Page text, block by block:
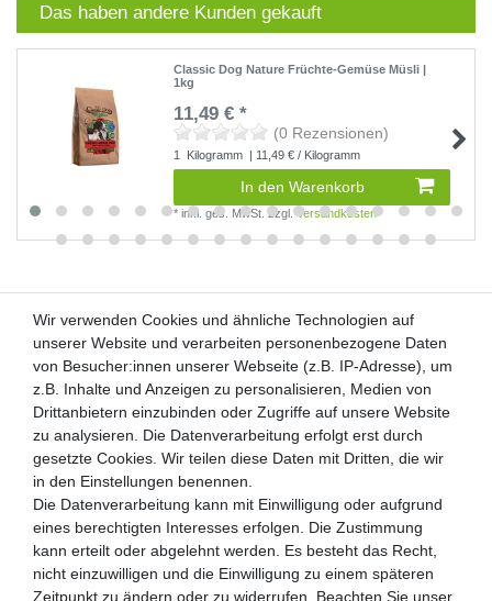
Das haben andere Kunden gekauft
Classic Dog Nature Früchte-Gemüse Müsli |
1kg
11,49 € *
(0 Rezensionen)
1 Kilogramm | 11,49 € / Kilogramm
In den Warenkorb
*inkl. ges. MwSt. zzgl. Versandkosten
Kunden-Anfragen: info@zooheld.de
Über uns
Zahlung und Versand
Retouren
Zooheld Blog
Widerrufsrecht
Vertrag widerrufen
Geschäftsbedingungen
Wir verwenden Cookies und ähnliche Technologien auf
unserer Website und verarbeiten personenbezogene Daten
von Besucher:innen unserer Webseite (z.B. IP-Adresse), um
z.B. Inhalte und Anzeigen zu personalisieren, Medien von
Drittanbietern einzubinden oder Zugriffe auf unsere Website
zu analysieren. Die Datenverarbeitung erfolgt erst durch
gesetzte Cookies. Wir teilen diese Daten mit Dritten, die wir
in den Einstellungen benennen.
Die Datenverarbeitung kann mit Einwilligung oder aufgrund
eines berechtigten Interesses erfolgen. Die Zustimmung
kann erteilt oder abgelehnt werden. Es besteht das Recht,
nicht einzuwilligen und die Einwilligung zu einem späteren
Zeitpunkt zu ändern oder zu widerrufen. Beachten Sie unser
Wir verwenden Cookies und ähnliche Technologien auf
unserer Website und verarbeiten personenbezogene Daten
von Besucher:innen unserer Webseite (z.B. IP-Adresse), um
z.B. Inhalte und Anzeigen zu personalisieren, Medien von
Drittanbietern einzubinden oder Zugriffe auf unsere Website
zu analysieren. Die Datenverarbeitung erfolgt erst durch
gesetzte Cookies. Wir teilen diese Daten mit Dritten, die wir
in den Einstellungen benennen.
Die Datenverarbeitung kann mit Einwilligung oder aufgrund
eines berechtigten Interesses erfolgen. Die Zustimmung
kann erteilt oder abgelehnt werden. Es besteht das Recht,
nicht einzuwilligen und die Einwilligung zu einem späteren
Zeitpunkt zu ändern oder zu widerrufen. Beachten Sie unser